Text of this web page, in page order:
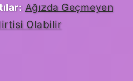
Ağızda Geçmeyen
Olabilir